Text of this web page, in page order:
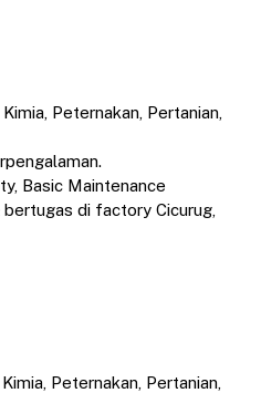
Peternakan, Pertanian,
Basic Maintenance
di factory Cicurug,
Peternakan, Pertanian,